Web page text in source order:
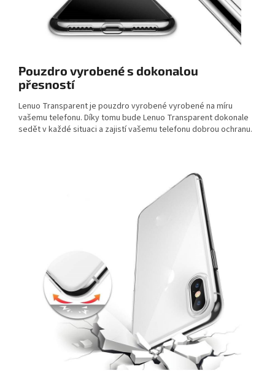
Pouzdro vyrobené s dokonalou
přesností
Lenuo Transparent je pouzdro vyrobené vyrobené na míru
vašemu telefonu. Díky tomu bude Lenuo Transparent dokonale
sedět v každé situaci a zajistí vašemu telefonu dobrou ochranu.